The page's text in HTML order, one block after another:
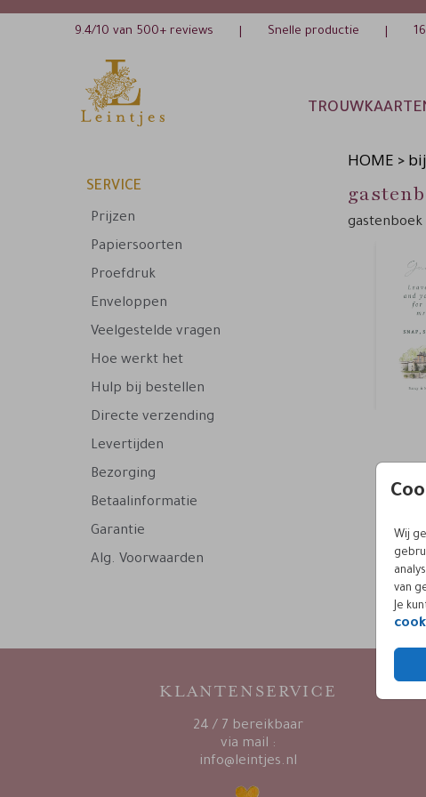
9.4/10 van 500+ reviews Snelle productie
Wij
van
Je
SERVICE
Prijzen
Papiersoorten
Proefdruk
Enveloppen
Veelgestelde vragen
Hoe werkt het
Hulp bij bestellen
Directe verzending
Levertijden
Bezorging
Betaalinformatie
Garantie
Alg. Voorwaarden
HOME >
KLANTENSERVICE
24 / 7 bereikbaar
via mail :
info@leintjes.nl